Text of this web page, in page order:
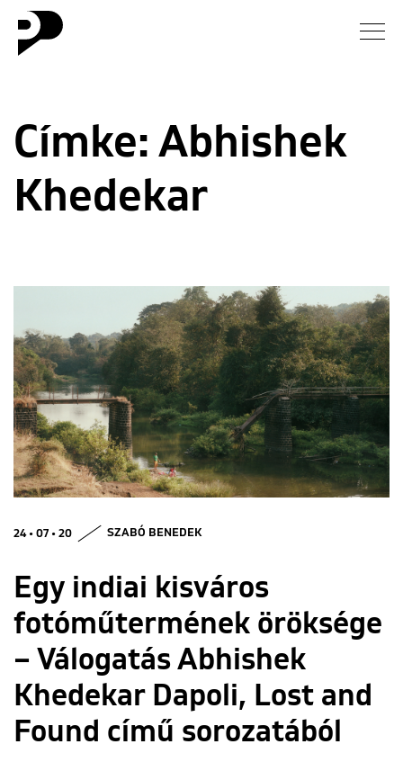
Galéria
Interjú
Rólunk
ENGLISH
Címke: Abhishek
Khedekar
24 • 07 • 20 SZABÓ BENEDEK
Egy indiai kisváros
fotóműtermének öröksége
– Válogatás Abhishek
Khedekar Dapoli, Lost and
Found című sorozatából